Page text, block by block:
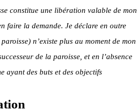
constitue une libération valable de mon
faire la demande. Je déclare en outre
n’existe plus au moment de mon
de la paroisse, et en l’absence
ayant des buts et des objectifs